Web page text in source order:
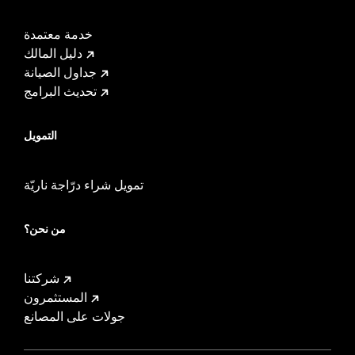
خدمة معتمدة
دليل المالك
جداول الصيانة
تحديث البرامج
التمويل
تمويل شراء درّاجة ناريّة
من نحن؟
شركتنا
المستثمرون
جولات على المصانع